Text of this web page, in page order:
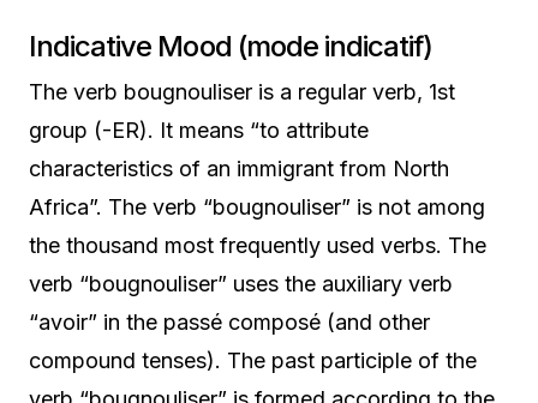
Indicative Mood (mode indicatif)
The verb bougnouliser is a regular verb, 1st
group (-ER). It means “to attribute
characteristics of an immigrant from North
Africa”. The verb “bougnouliser” is not among
the thousand most frequently used verbs. The
verb “bougnouliser” uses the auxiliary verb
“avoir” in the passé composé (and other
compound tenses). The past participle of the